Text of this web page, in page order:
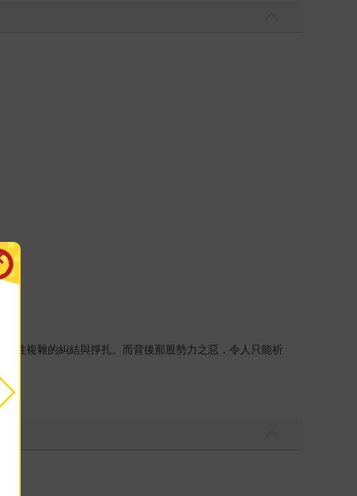
性複雜的糾結與掙扎。而背後那股勢力之惡，令人只能祈